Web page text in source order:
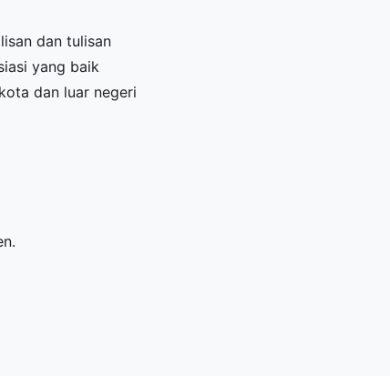
dan tulisan
yang baik
dan luar negeri